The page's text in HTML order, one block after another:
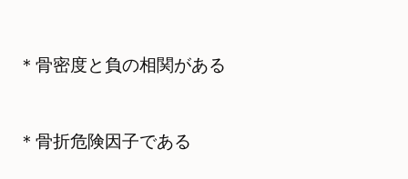
＊骨密度と負の相関がある
＊骨折危険因子である